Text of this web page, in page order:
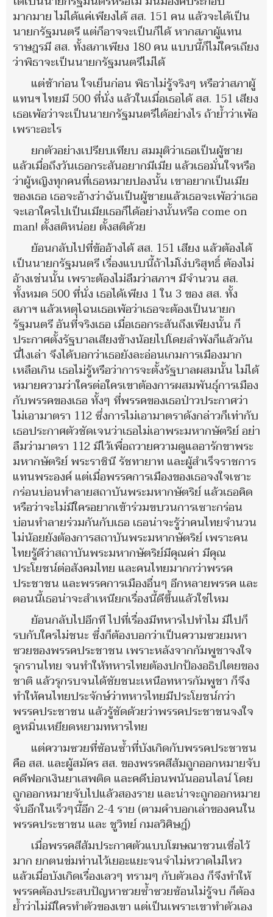
มากมาย ไม่ได้แค่เพียงได้ สส. 151 คน แล้วจะได้เป็น
นายกรัฐมนตรี แต่ก็อาจจะเป็นก็ได้ หากสภาผู้แทน
ราษฎรมี สส. ทั้งสภาเพียง 180 คน แบบนี้ก็ไม่ใครเถียง
ว่าพิธาจะเป็นนายกรัฐมนตรีไม่ได้
แต่ช้าก่อน ใจเย็นก่อน พิธาไม่รู้จริงๆ หรือว่าสภาผู้
แทนฯ ไทยมี 500 ที่นั่ง แล้วในเมื่อเธอได้ สส. 151 เสียง
เธอเพ้อว่าจะเป็นนายกรัฐมนตรีได้อย่างไร ถ้าย้ำว่าเพ้อ
เพราะอะไร
ยกตัวอย่างเปรียบเทียบ สมมุติว่าเธอเป็นผู้ชาย
แล้วเมื่อถึงวันเธอกระสันอยากมีเมีย แล้วเธอมั่นใจหรือ
ว่าผู้หญิงทุกคนที่เธอหมายปองนั้น เขาอยากเป็นเมีย
ของเธอ เธอจะอ้างว่าฉันเป็นผู้ชายแล้วเธอจะเพ้อว่าเธอ
จะเอาใครไปเป็นเมียเธอก็ได้อย่างนั้นหรือ come on
man! ตั้งสติหน่อย ตั้งสติด้วย
ย้อนกลับไปที่ข้ออ้างได้ สส. 151 เสียง แล้วต้องได้
เป็นนายกรัฐมนตรี เรื่องแบบนี้ถ้าไม่โง่บริสุทธิ์ ต้องไม่
อ้างเช่นนั้น เพราะต้องไม่ลืมว่าสภาฯ มีจำนวน สส.
ทั้งหมด 500 ที่นั่ง เธอได้เพียง 1 ใน 3 ของ สส. ทั้ง
สภาฯ แล้วเหตุไฉนเธอเพ้อว่าเธอจะต้องเป็นนายก
รัฐมนตรี อันที่จริงเธอ เมื่อเธอกระสันถึงเพียงนั้น ก็
ประกาศตั้งรัฐบาลเสียงข้างน้อยไปโดยลำพังก็แล้วกัน
นี่ไงเล่า จึงได้บอกว่าเธอยังละอ่อนเกมการเมืองมาก
เหลือเกิน เธอไม่รู้หรือว่าการจะตั้งรัฐบาลผสมนั้น ไม่ได้
หมายความว่าใครต่อใครเขาต้องการผสมพันธ์ุการเมือง
กับพรรคของเธอ ทั้งๆ ที่พรรคของเธอป่าวประกาศว่า
ไม่เอามาตรา 112 ซึ่งการไม่เอามาตราดังกล่าวก็เท่ากับ
เธอประกาศตัวชัดเจนว่าเธอไม่เอาพระมหากษัตริย์ อย่า
ลืมว่ามาตรา 112 มีไว้เพื่อถวายความดูแลอารักขาพระ
มหากษัตริย์ พระราชินี รัชทายาท และผู้สำเร็จราชการ
แทนพระองค์ แต่เมื่อพรรคการเมืองของเธอจงใจเซาะ
กร่อนบ่อนทำลายสถาบันพระมหากษัตริย์ แล้วเธอคิด
หรือว่าจะไม่มีใครอยากเข้าร่วมขบวนการเซาะกร่อน
บ่อนทำลายร่วมกันกับเธอ เธอน่าจะรู้ว่าคนไทยจำนวน
ไม่น้อยยังต้องการสถาบันพระมหากษัตริย์ เพราะคน
ไทยรู้ดีว่าสถาบันพระมหากษัตริย์มีคุณค่า มีคุณ
ประโยชน์ต่อสังคมไทย และคนไทยมากกว่าพรรค
ประชาชน และพรรคการเมืองอื่นๆ อีกหลายพรรค และ
ตอนนี้เธอน่าจะสำเหนียกเรื่องนี้ดีขึ้นแล้วใช่ไหม
ย้อนกลับไปอีกที ไปที่เรื่องมีทหารไปทำไม มีไปก็
รบกับใครไม่ชนะ ซึ่งก็ต้องบอกว่าเป็นความซวยมหา
ซวยของพรรคประชาชน เพราะหลังจากกัมพูชาจงใจ
รุกรานไทย จนทำให้ทหารไทยต้องปกป้องอธิปไตยของ
ชาติ แล้วรุกรบจนได้ชัยชนะเหนือทหารกัมพูชา ก็จึง
ทำให้คนไทยประจักษ์ว่าทหารไทยมีประโยชน์กว่า
พรรคประชาชน แล้วรู้ชัดด้วยว่าพรรคประชาชนจงใจ
ดูหมิ่นเหยียดหยามทหารไทย
แต่ความซวยที่ซ้อนซ้ำที่บังเกิดกับพรรคประชาชน
คือ สส. และผู้สมัคร สส. ของพรรคสีส้มถูกออกหมายจับ
คดีฟอกเงินยาเสพติด และคดีบ่อนพนันออนไลน์ โดย
ถูกออกหมายจับไปแล้วสองราย และน่าจะถูกออกหมาย
จับอีกในเร็วๆนี้อีก 2-4 ราย (ตามคำบอกเล่าของคนใน
พรรคประชาชน และ ชูวิทย์ กมลวิศิษฎ์)
เมื่อพรรคสีส้มประกาศตัวแบบโฆษณาชวนเชื่อไว้
มาก ยกตนข่มท่านไว้เยอะแยะจนจำไม่หวาดไม่ไหว
แล้วเมื่อบังเกิดเรื่องเลวๆ ทรามๆ กับตัวเอง ก็จึงทำให้
พรรคต้องประสบปัญหาซวยซ้ำซวยซ้อนไม่รู้จบ ก็ต้อง
ย้ำว่าไม่มีใครทำตัวของเขา แต่เป็นเพราะเขาทำตัวเอง